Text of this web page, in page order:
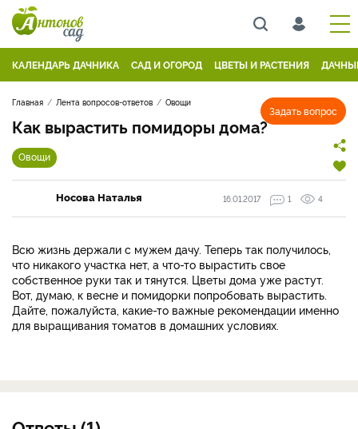
КАЛЕНДАРЬ ДАЧНИКА САД И ОГОРОД ЦВЕТЫ И РАСТЕНИЯ
Задать вопрос
Главная Лента вопросов-ответов Овощи
Как вырастить помидоры дома?
Овощи
Носова Наталья 16.01.2017 1 4
Всю жизнь держали с мужем дачу. Теперь так получилось,
что никакого участка нет, а что-то вырастить свое
собственное руки так и тянутся. Цветы дома уже растут.
Вот, думаю, к весне и помидорки попробовать вырастить.
Дайте, пожалуйста, какие-то важные рекомендации именно
для выращивания томатов в домашних условиях.